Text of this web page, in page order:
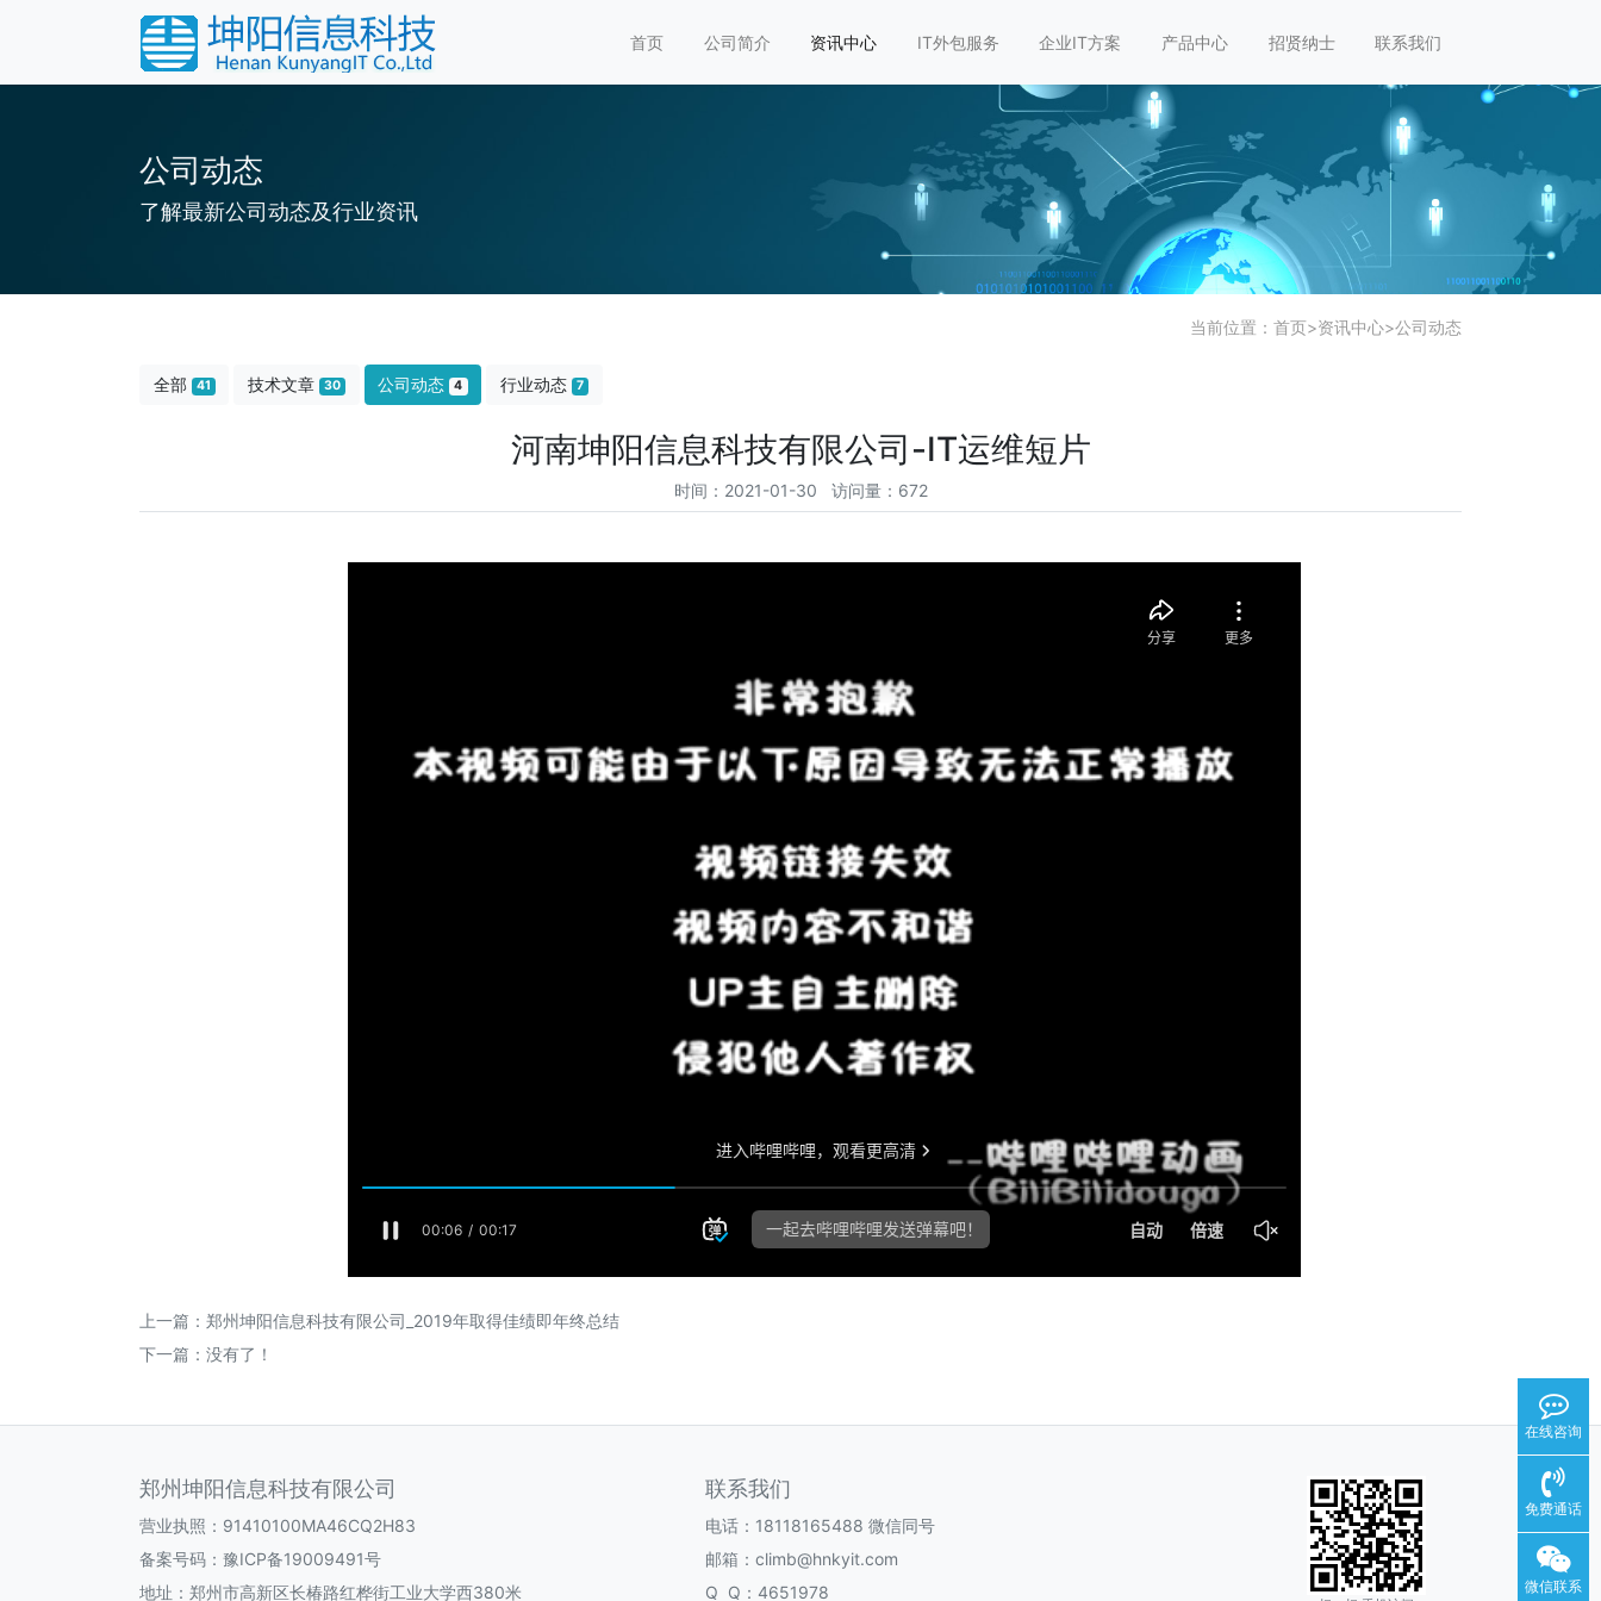
首页 公司简介 资讯中心 IT外包服务 企业IT方案 产品中心 招贤纳士 联系我们
公司动态
了解最新公司动态及行业资讯
当前位置： 首页>资讯中心>公司动态
全部 41 技术文章 30 公司动态 4 行业动态 7
河南坤阳信息科技有限公司-IT运维短片
时间：2021-01-30 访问量：672
上一篇： 郑州坤阳信息科技有限公司_2019年取得佳绩即年终总结
下一篇：没有了！
郑州坤阳信息科技有限公司
营业执照：91410100MA46CQ2H83
备案号码：豫ICP备19009491号
地址：郑州市高新区长椿路红桦街工业大学西380米
联系我们
电话：18118165488 微信同号
邮箱：climb@hnkyit.com
Q Q：4651978
在线咨询
免费通话
微信联系